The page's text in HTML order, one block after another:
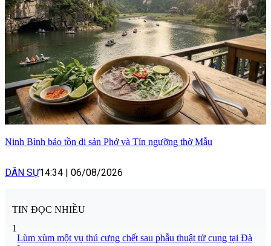
Ninh Bình bảo tồn di sản Phở và Tín ngưỡng thờ Mẫu
DÂN SỰ14:34 06/08/2026
TIN ĐỌC NHIỀU
1
Lùm xùm một vụ thú cưng chết sau phẫu thuật tử cung tại Đà